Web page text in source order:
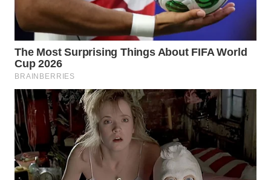
KARO
SIMALUNGUN
WN
LABUHANBATU
TAPANULI
TENGAH